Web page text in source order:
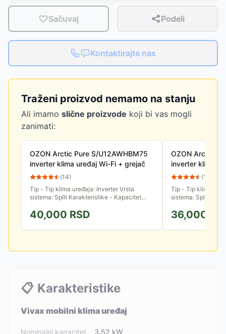
Sačuvaj Podeli
Kontaktirajte nas
Traženi proizvod nemamo na stanju
Ali imamo slične proizvode koji bi vas mogli
zanimati:
OZON Arctic Pure S/U12AWHBM75
inverter klima uređaj Wi-Fi + grejač
(14)
Tip - Tip klima uređaja: Inverter Vrsta
sistema: Split Karakteristike - Kapacitet
grejanja (Btu/h): 13.305...
40,000 RSD
OZON Arctic
inverter klima
(15
Tip - Tip klima
sistema: Split Karakteristike - Kapacitet
grejanja (Btu/h):
36,000
📋 Karakteristike
Vivax mobilni klima uređaj
Nominalni kapacitet
3.52 kW